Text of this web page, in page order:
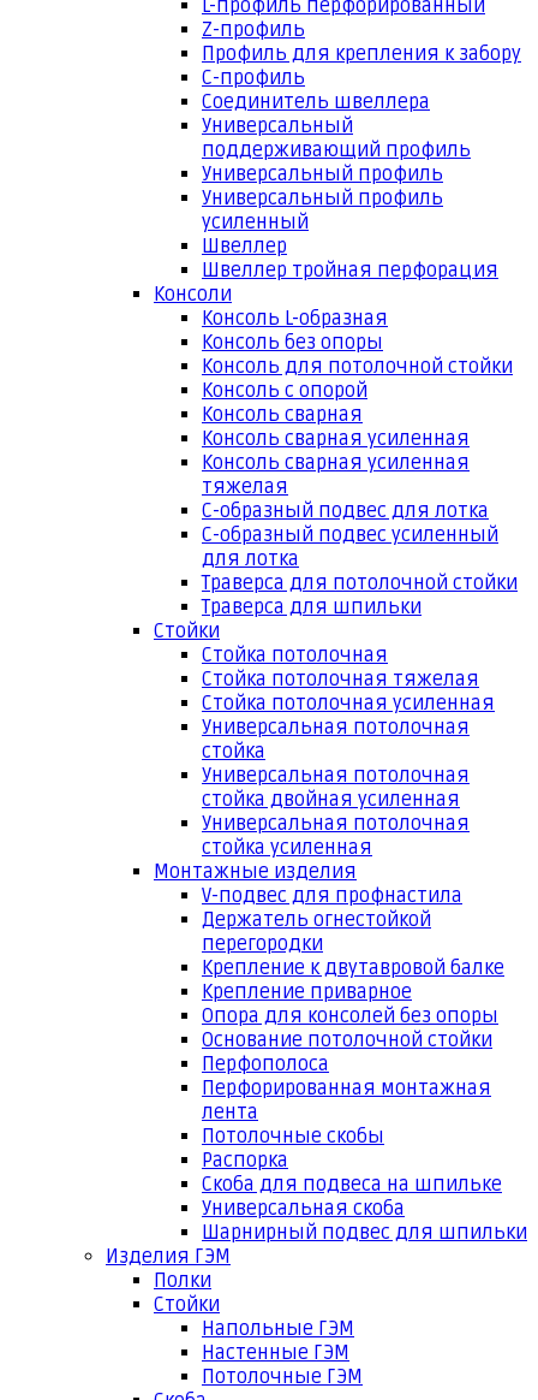
L-профиль перфорированный
Z-профиль
Профиль для крепления к забору
С-профиль
Соединитель швеллера
Универсальный
поддерживающий профиль
Универсальный профиль
Универсальный профиль
усиленный
Швеллер
Швеллер тройная перфорация
Консоли
Консоль L-образная
Консоль без опоры
Консоль для потолочной стойки
Консоль с опорой
Консоль сварная
Консоль сварная усиленная
Консоль сварная усиленная
тяжелая
С-образный подвес для лотка
С-образный подвес усиленный
для лотка
Траверса для потолочной стойки
Траверса для шпильки
Стойки
Стойка потолочная
Стойка потолочная тяжелая
Стойка потолочная усиленная
Универсальная потолочная
стойка
Универсальная потолочная
стойка двойная усиленная
Универсальная потолочная
стойка усиленная
Монтажные изделия
V-подвес для профнастила
Держатель огнестойкой
перегородки
Крепление к двутавровой балке
Крепление приварное
Опора для консолей без опоры
Основание потолочной стойки
Перфополоса
Перфорированная монтажная
лента
Потолочные скобы
Распорка
Скоба для подвеса на шпильке
Универсальная скоба
Шарнирный подвес для шпильки
Изделия ГЭМ
Полки
Стойки
Напольные ГЭМ
Настенные ГЭМ
Потолочные ГЭМ